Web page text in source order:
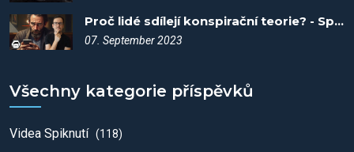
Proč lidé sdílejí konspirační teorie? - Spiknutí #4
07. September 2023
Všechny kategorie příspěvků
Videa Spiknutí (118)